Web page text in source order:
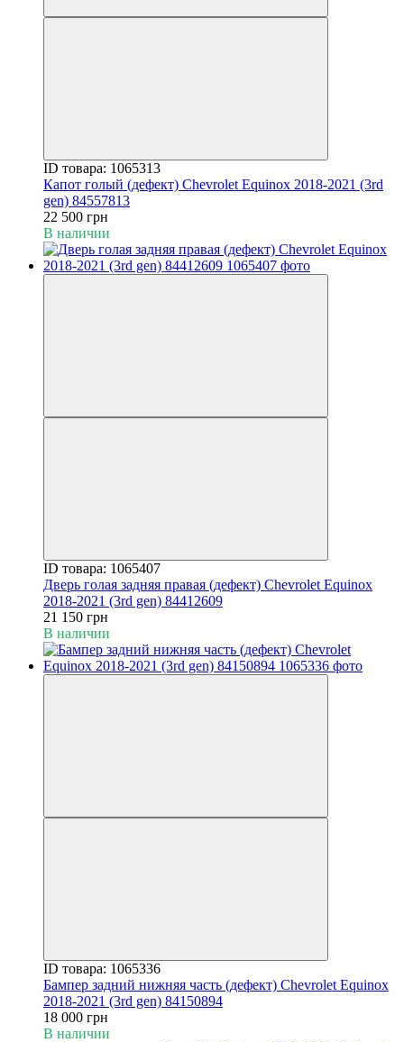
ID товара: 1065313
Капот голый (дефект) Chevrolet Equinox 2018-2021 (3rd
gen) 84557813
22 500 грн
В наличии
ID товара: 1065407
Дверь голая задняя правая (дефект) Chevrolet Equinox
2018-2021 (3rd gen) 84412609
21 150 грн
В наличии
ID товара: 1065336
Бампер задний нижняя часть (дефект) Chevrolet Equinox
2018-2021 (3rd gen) 84150894
18 000 грн
В наличии